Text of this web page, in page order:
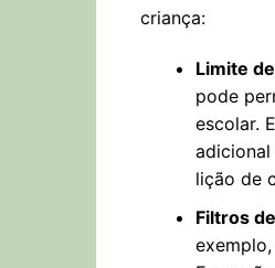
criança:
Limite
pode
escolar.
adicional
lição de
Filtros